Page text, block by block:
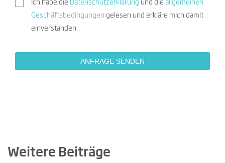
Ich habe die Datenschutzerklärung und die allgemeinen
Geschäftsbedingungen gelesen und erkläre mich damit
einverstanden.
Weitere Beiträge